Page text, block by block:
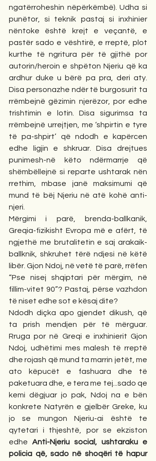
ngatërroheshin nëpërkëmbë). Udha si
punëtor, si teknik pastaj si inxhinier
nëntoke është krejt e veçantë, e
pastër sado e vështirë, e rreptë, plot
kurthe të ngritura për të gjithë por
autorin/heroin e shpëton Njeriu që ka
ardhur duke u bërë pa pra, deri aty.
Disa personazhe ndër të burgosurit ta
rrëmbejnë gëzimin njerëzor, por edhe
trishtimin e lotin. Disa sigurimsa ta
rrëmbejnë urrejtjen, me ‘shpirtin e tyre
të pa-shpirt’ që ndodh e kapërcen
edhe ligjin e shkruar. Disa drejtues
punimesh-në këto ndërmarrje që
shëmbëllejnë si reparte ushtarak nën
rrethim, mbase janë maksimumi që
mund të bëj Njeriu në atë kohë anti-
njeri.
Mërgimi i parë, brenda-ballkanik,
Greqia-fizikisht Evropa më e afërt, të
ngjethë me brutalitetin e saj arakaik-
ballknik, shkruhet tërë ndjesi në këtë
libër. Gjon Ndoj, në vetë të parë, rrëfen
“Pse nisej shqiptari për mërgim, në
fillim-vitet 90”? Pastaj, përse vazhdon
të niset edhe sot e kësaj dite?
Ndodh diçka apo gjendet dikush, që
ta prish mendjen për të mërguar.
Rruga por në Greqi e inxhinierit Gjon
Ndoj, udhëtimi mes malesh të rreptë
dhe rojash që mund ta marrin jetët, me
ato këpucët e fashuara dhe të
paketuara dhe, e tera me tej...sado qe
kemi dëgjuar jo pak, Ndoj na e bën
konkrete Natyrën e gjelbër Greke, ku
jo se mungon Njeriu-ai është te
qytetari i thjeshtë, por se ekziston
edhe Anti-Njeriu social, ushtaraku e
policia që, sado në shoqëri të hapur